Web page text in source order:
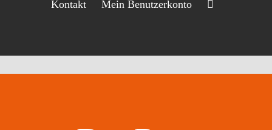
Kontakt Mein Benutzerkonto